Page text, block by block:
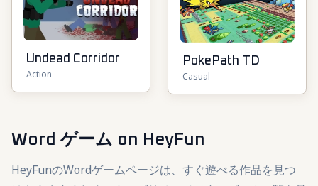
Undead Corridor
Action
PokePath TD
Casual
Word ゲーム on HeyFun
HeyFunのWordゲームページは、すぐ遊べる作品を見つ